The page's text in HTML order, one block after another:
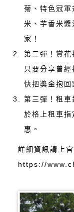
菊、特色冠
米、芋香米醬
家！
第二彈！賞
只要分享曾
快把獎金抱回
第三彈！租
於格上租車
惠。
詳細資訊請上官
https://